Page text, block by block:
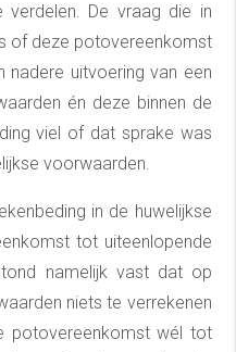
verdelen. De vraag die in
of deze potovereenkomst
uitvoering van een
én deze binnen de
viel of dat sprake was
voorwaarden.
in de huwelijkse
tot uiteenlopende
namelijk vast dat op
niets te verrekenen
potovereenkomst wél tot